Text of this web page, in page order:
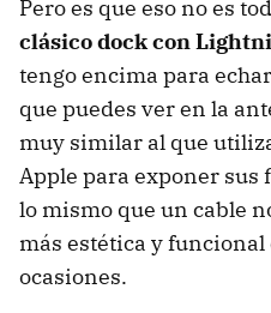
Pero es que eso no es
clásico dock con
tengo encima para
que puedes ver en la
muy similar al que
Apple para exponer sus
lo mismo que un cable
más estética y funcional
ocasiones.